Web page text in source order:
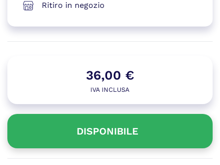
36,00 €
IVA INCLUSA
DISPONIBILE
Ritiro in negozio